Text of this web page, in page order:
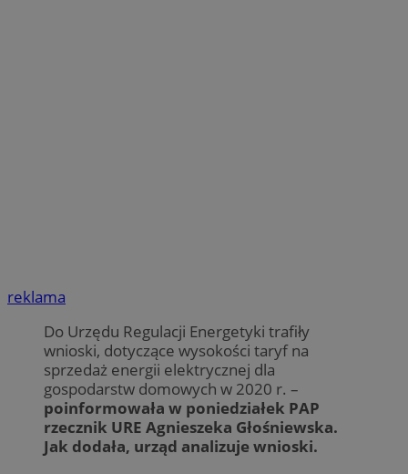
reklama
Do Urzędu Regulacji Energetyki trafiły
wnioski, dotyczące wysokości taryf na
sprzedaż energii elektrycznej dla
gospodarstw domowych w 2020 r. –
poinformowała w poniedziałek PAP
rzecznik URE Agnieszeka Głośniewska.
Jak dodała, urząd analizuje wnioski.